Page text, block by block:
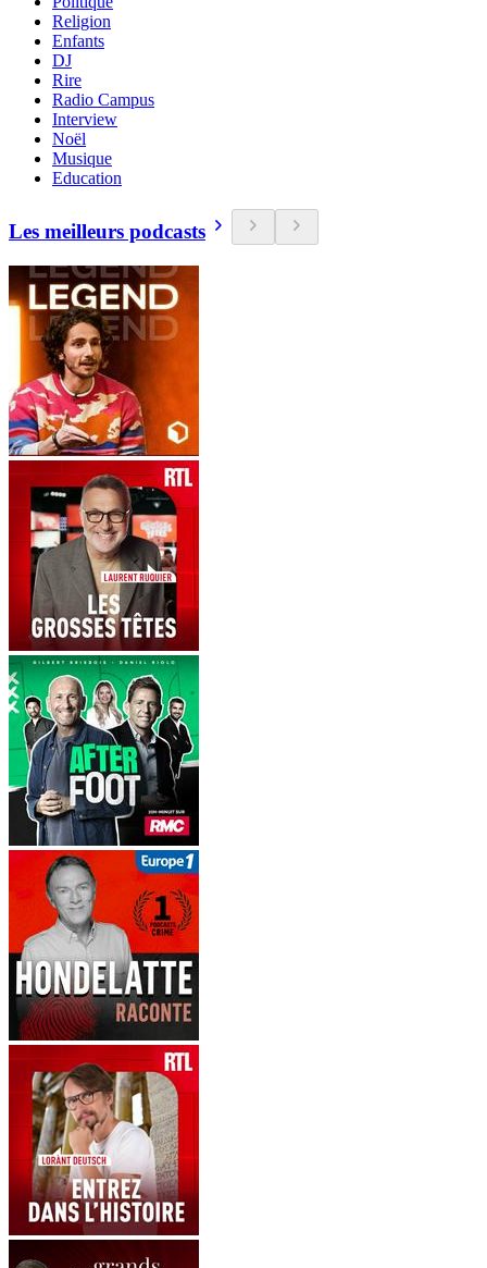
Religion
Enfants
DJ
Rire
Radio Campus
Interview
Noël
Musique
Education
Les meilleurs podcasts